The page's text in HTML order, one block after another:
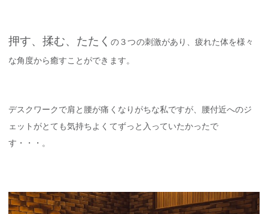
押す、揉む、たたくの３つの刺激があり、疲れた体を様々
な角度から癒すことができます。
デスクワークで肩と腰が痛くなりがちな私ですが、腰付近へのジ
ェットがとても気持ちよくてずっと入っていたかったで
す・・・。